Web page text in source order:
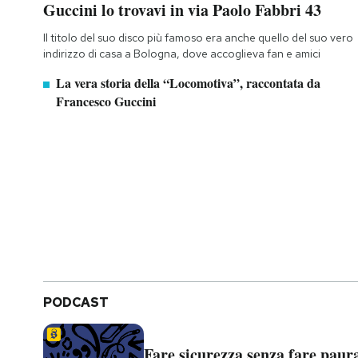
Guccini lo trovavi in via Paolo Fabbri 43
Il titolo del suo disco più famoso era anche quello del suo vero
indirizzo di casa a Bologna, dove accoglieva fan e amici
La vera storia della “Locomotiva”, raccontata da
Francesco Guccini
PODCAST